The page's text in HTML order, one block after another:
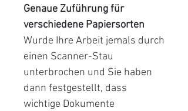
Genaue Zuführung für
verschiedene Papiersorten
Wurde Ihre Arbeit jemals durch
einen Scanner-Stau
unterbrochen und Sie haben
dann festgestellt, dass
wichtige Dokumente